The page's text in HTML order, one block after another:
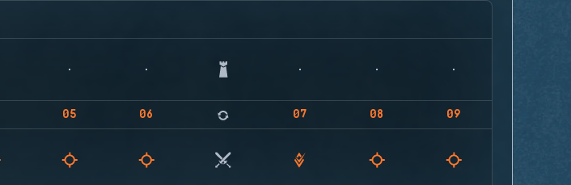
05 06 07 08 09